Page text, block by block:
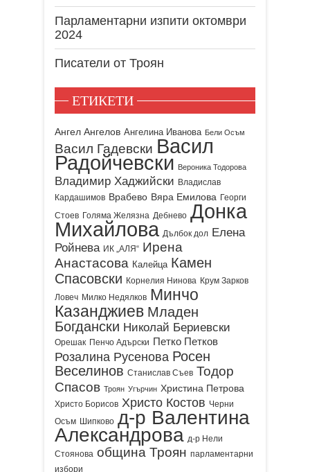
Парламентарни изпити октомври
2024
Писатели от Троян
ЕТИКЕТИ
Ангел Ангелов Ангелина Иванова Бели Осъм
Васил Гадевски Васил
Радойчевски Вероника Тодорова
Владимир Хаджийски Владислав
Кардашимов Врабево Вяра Емилова Георги
Стоев Голяма Желязна Дебнево Донка
Михайлова Дълбок дол Елена
Ройнева ИК „АЛЯ“ Ирена
Анастасова Калейца Камен
Спасовски Корнелия Нинова Крум Зарков
Ловеч Милко Недялков Минчо
Казанджиев Младен
Богдански Николай Бериевски
Орешак Пенчо Адърски Петко Петков
Розалина Русенова Росен
Веселинов Станислав Съев Тодор
Спасов Троян Угърчин Христина Петрова
Христо Борисов Христо Костов Черни
Осъм
Шипково д-р Валентина
Александрова д-р Нели
Стоянова община Троян парламентарни
избори